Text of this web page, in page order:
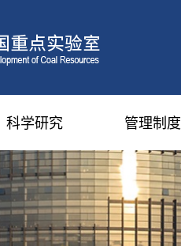
科学研究 管理制度